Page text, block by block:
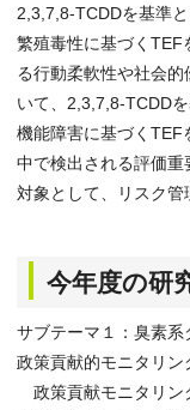
2,3,7,8-TCDDを基準
繁殖毒性に基づくTEF
る行動柔軟性や社会
いて、2,3,7,8-TCDD
機能障害に基づくTEF
中で検出される評価
対象として、リスク管
今年度の研
サブテーマ１：臭素系
政策貢献的モニタリン
政策貢献モニタリン